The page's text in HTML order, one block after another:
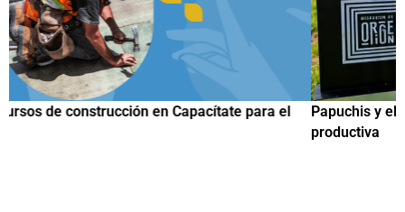
Papuchis y el Sueño Michoacano como alternativa